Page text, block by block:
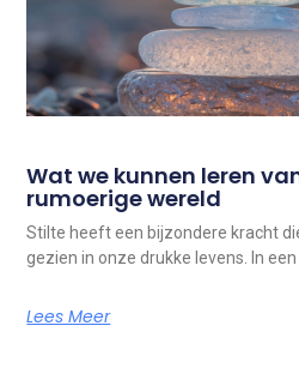
Wat we kunnen leren
rumoerige wereld
Stilte heeft een bijzondere kracht
gezien in onze drukke levens. In
Lees Meer